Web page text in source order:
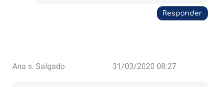
Responder
Ana s. Salgado 31/03/2020 08:27